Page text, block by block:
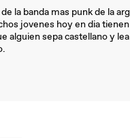
la banda mas punk de la
jovenes hoy en dia
alguien sepa castellano y